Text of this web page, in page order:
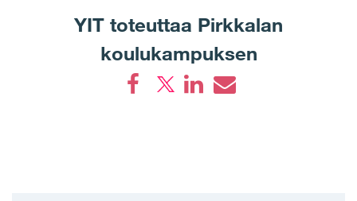
YIT toteuttaa Pirkkalan
koulukampuksen